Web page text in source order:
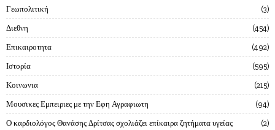
Γεωπολιτική 3
Διεθνη 454
Επικαιροτητα 492
Ιστορία 595
Κοινωνια 215
Μουσικες Εμπειριες με την Εφη Αγραφιωτη 94
Ο καρδιολόγος Θανάσης Δρίτσας σχολιάζει επίκαιρα ζητήματα υγείας 2